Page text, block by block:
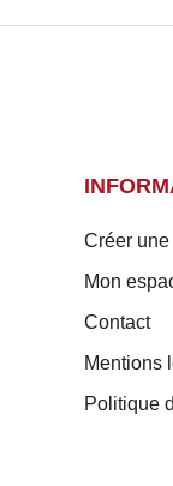
Créer une
Mon
Contact
Mentions
Politique